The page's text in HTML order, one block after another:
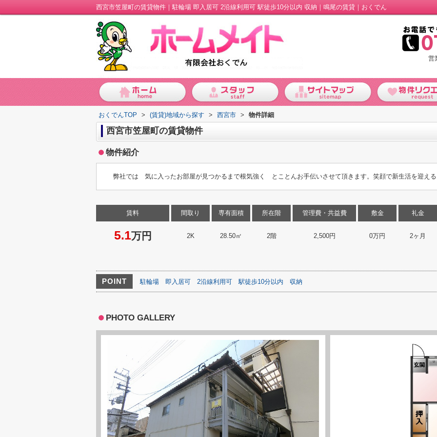
西宮市笠屋町の賃貸物件｜駐輪場 即入居可 2沿線利用可 駅徒歩10分以内 収納｜鳴尾の賃貸｜おくでん
営
おくでんTOP > (賃貸)地域から探す > 西宮市 > 物件詳細
西宮市笠屋町の賃貸物件
物件紹介
弊社では 気に入ったお部屋が見つかるまで根気強く とことんお手伝いさせて頂きます。笑顔で新生活を迎え
賃料
5.1万円
間取り
2K
専有面積
28.50㎡
所在階
2階
管理費・共益費
2,500円
敷金
0万円
礼金
2ヶ月
POINT 駐輪場 即入居可 2沿線利用可 駅徒歩10分以内 収納
PHOTO GALLERY